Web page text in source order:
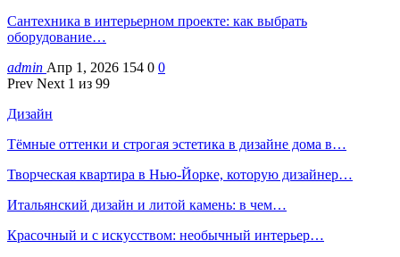
Сантехника в интерьерном проекте: как выбрать
оборудование…
admin Апр 1, 2026 154 0 0
Prev Next 1 из 99
Дизайн
Тёмные оттенки и строгая эстетика в дизайне дома в…
Творческая квартира в Нью-Йорке, которую дизайнер…
Итальянский дизайн и литой камень: в чем…
Красочный и с искусством: необычный интерьер…